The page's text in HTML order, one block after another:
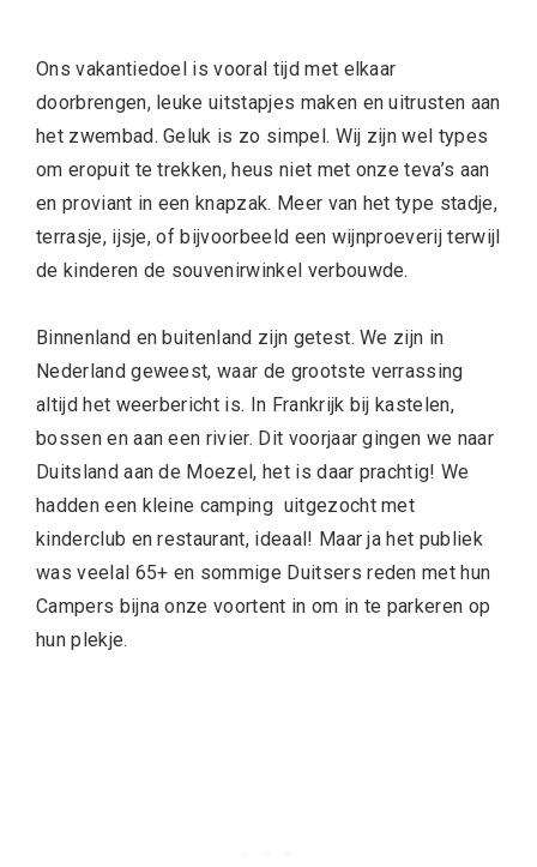
Ons vakantiedoel is vooral tijd met elkaar
doorbrengen, leuke uitstapjes maken en uitrusten aan
het zwembad. Geluk is zo simpel. Wij zijn wel types
om eropuit te trekken, heus niet met onze teva’s aan
en proviant in een knapzak. Meer van het type stadje,
terrasje, ijsje, of bijvoorbeeld een wijnproeverij terwijl
de kinderen de souvenirwinkel verbouwde.
Binnenland en buitenland zijn getest. We zijn in
Nederland geweest, waar de grootste verrassing
altijd het weerbericht is. In Frankrijk bij kastelen,
bossen en aan een rivier. Dit voorjaar gingen we naar
Duitsland aan de Moezel, het is daar prachtig! We
hadden een kleine camping uitgezocht met
kinderclub en restaurant, ideaal! Maar ja het publiek
was veelal 65+ en sommige Duitsers reden met hun
Campers bijna onze voortent in om in te parkeren op
hun plekje.